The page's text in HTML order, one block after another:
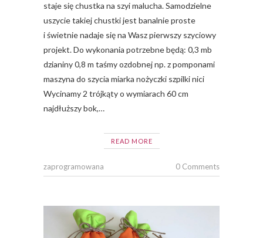
staje się chustka na szyi malucha. Samodzielne
uszycie takiej chustki jest banalnie proste
i świetnie nadaje się na Wasz pierwszy szyciowy
projekt. Do wykonania potrzebne będą: 0,3 mb
dzianiny 0,8 m taśmy ozdobnej np. z pomponami
maszyna do szycia miarka nożyczki szpilki nici
Wycinamy 2 trójkąty o wymiarach 60 cm
najdłuższy bok,…
READ MORE
zaprogramowana 0 Comments